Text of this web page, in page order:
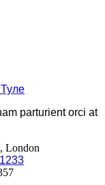
parturient orci at
London